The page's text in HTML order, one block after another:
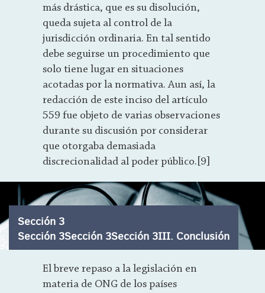
más drástica, que es su disolución,
queda sujeta al control de la
jurisdicción ordinaria. En tal sentido
debe seguirse un procedimiento que
solo tiene lugar en situaciones
acotadas por la normativa. Aun así, la
redacción de este inciso del artículo
559 fue objeto de varias observaciones
durante su discusión por considerar
que otorgaba demasiada
discrecionalidad al poder público.[9]
Sección 3
Sección 3Sección 3Sección 3III. Conclusión
El breve repaso a la legislación en
materia de ONG de los países